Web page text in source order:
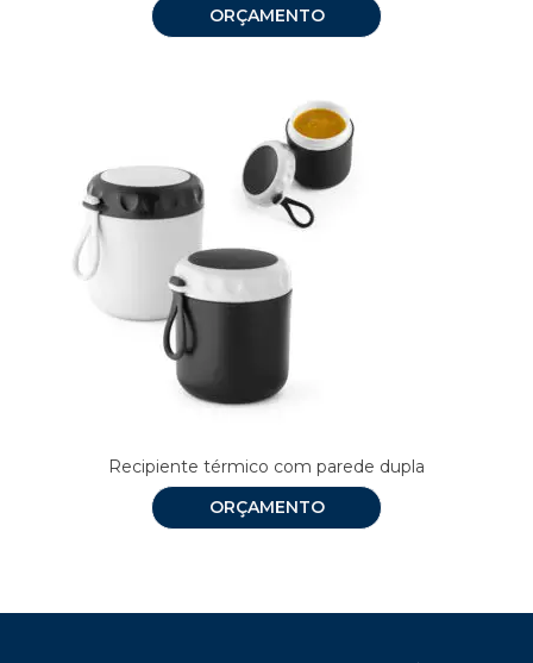
ORÇAMENTO
Recipiente térmico com parede dupla
ORÇAMENTO